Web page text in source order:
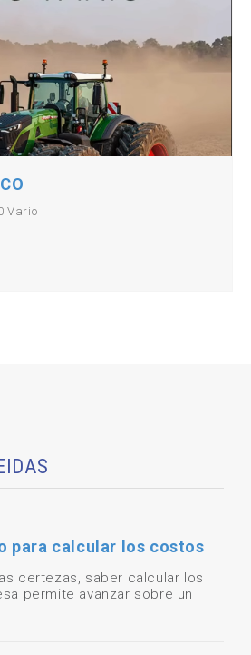
Vario
para calcular los costos
certezas, saber calcular los
permite avanzar sobre un